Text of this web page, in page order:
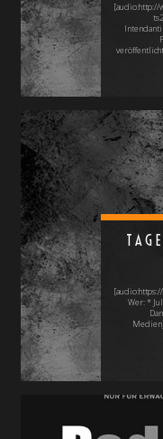
[audio:http://
Wer: *